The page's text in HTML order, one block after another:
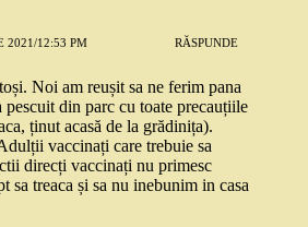
2021/12:53 PM RĂSPUNDE
Noi am reușit sa ne ferim pana
pescuit din parc cu toate precauțiile
ținut acasă de la grădinița).
vaccinați care trebuie sa
direcți vaccinați nu primesc
sa treaca și sa nu inebunim in casa